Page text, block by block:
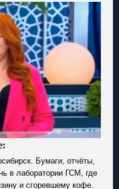
Бумаги, отчёты,
в лаборатории ГСМ, где
и сгоревшему кофе.